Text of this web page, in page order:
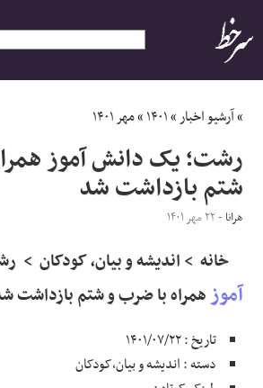
ایران
سیاسی
اقتصاد
ورزشی
جهان
اجتماعی
»آرشیو اخبار»۱۴۰۱»مهر ۱۴۰۱
رشت؛ یک دانش آموز
شتم بازداشت شد
هرانا - ۲۲ مهر ۱۴۰۱
خانه > اندیشه و بیان, کودکان >
آموزهمراه با ضرب و شتم بازداشت
تاریخ : ۱۴۰۱/۰۷/۲۲
دسته : اندیشه و بیان,کودکان